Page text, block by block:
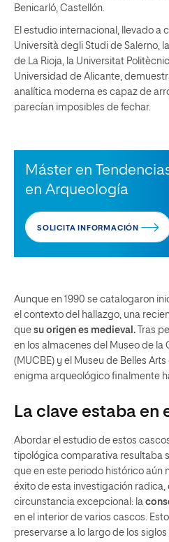
Benicarló, Castellón.
El estudio internacional, llevado a
Università degli Studi de Salerno,
de La Rioja, la Universitat
Universidad de Alicante,
analítica moderna es capaz de
parecían imposibles de fechar.
Máster en
en Arqueología
SOLICITA INFORMACIÓN
Aunque en 1990 se catalogaron
el contexto del hallazgo, una
que su origen es medieval. Tras
en los almacenes del Museo de la
(MUCBE) y el Museu de Belles
enigma arqueológico finalmente
La clave estaba en
Abordar el estudio de estos
tipológica comparativa resultaba
que en este periodo histórico aún
éxito de esta investigación radica,
circunstancia excepcional: la
en el interior de varios cascos.
preservarse a lo largo de los